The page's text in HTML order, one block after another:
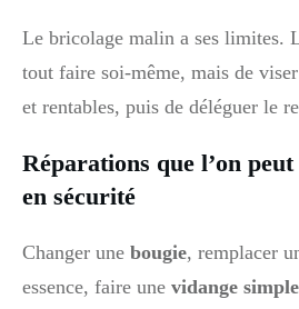
Le bricolage malin a ses limites.
tout faire soi‑même, mais de
et rentables, puis de déléguer le
Réparations que l’on
en sécurité
Changer une bougie, remplacer
essence, faire une vidange simple